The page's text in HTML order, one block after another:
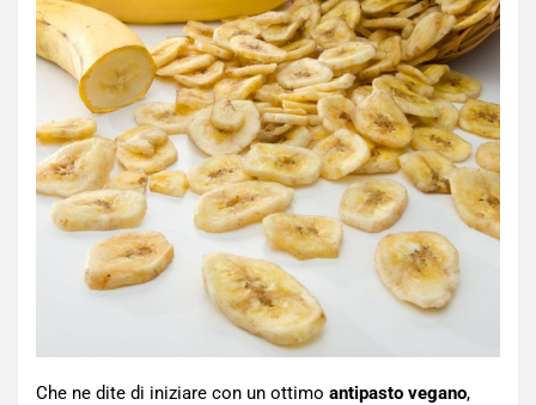
Che ne dite di iniziare con un ottimo antipasto vegano,